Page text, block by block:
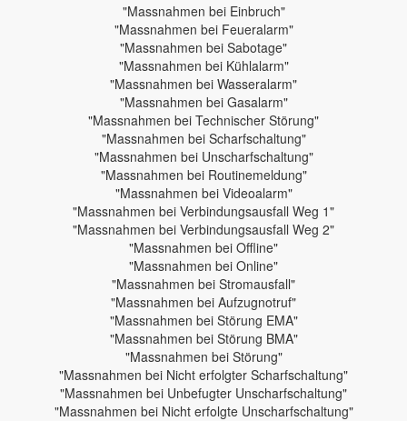
"Massnahmen bei Einbruch"
"Massnahmen bei Feueralarm"
"Massnahmen bei Sabotage"
"Massnahmen bei Kühlalarm"
"Massnahmen bei Wasseralarm"
"Massnahmen bei Gasalarm"
"Massnahmen bei Technischer Störung"
"Massnahmen bei Scharfschaltung"
"Massnahmen bei Unscharfschaltung"
"Massnahmen bei Routinemeldung"
"Massnahmen bei Videoalarm"
"Massnahmen bei Verbindungsausfall Weg 1"
"Massnahmen bei Verbindungsausfall Weg 2"
"Massnahmen bei Offline"
"Massnahmen bei Online"
"Massnahmen bei Stromausfall"
"Massnahmen bei Aufzugnotruf"
"Massnahmen bei Störung EMA"
"Massnahmen bei Störung BMA"
"Massnahmen bei Störung"
"Massnahmen bei Nicht erfolgter Scharfschaltung"
"Massnahmen bei Unbefugter Unscharfschaltung"
"Massnahmen bei Nicht erfolgte Unscharfschaltung"